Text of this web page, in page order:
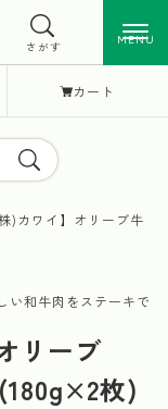
カート
MENU
さがす MENU
)カワイ】オリーブ牛
い和牛肉をステーキで
リーブ
枚)